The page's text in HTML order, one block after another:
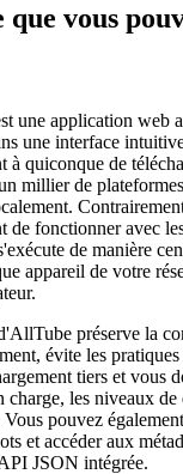
que vous
une application web
une interface
à quiconque de
millier de
de fonctionner avec
de manière
appareil de votre
préserve la
évite les
tiers et vous
charge, les niveaux de
pouvez
et accéder aux
JSON intégrée.